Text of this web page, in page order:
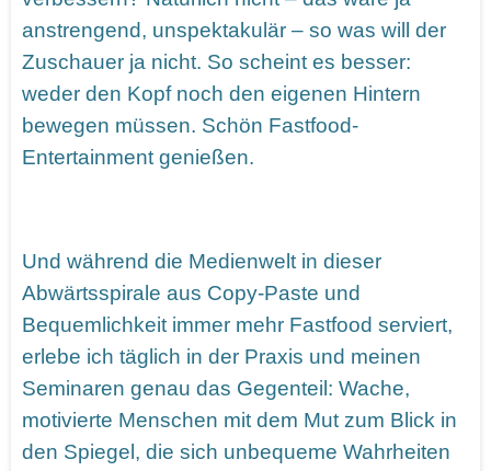
anstrengend, unspektakulär – so was will der
Zuschauer ja nicht. So scheint es besser:
weder den Kopf noch den eigenen Hintern
bewegen müssen. Schön Fastfood-
Entertainment genießen.
Und während die Medienwelt in dieser
Abwärtsspirale aus Copy-Paste und
Bequemlichkeit immer mehr Fastfood serviert,
erlebe ich täglich in der Praxis und meinen
Seminaren genau das Gegenteil: Wache,
motivierte Menschen mit dem Mut zum Blick in
den Spiegel, die sich unbequeme Wahrheiten